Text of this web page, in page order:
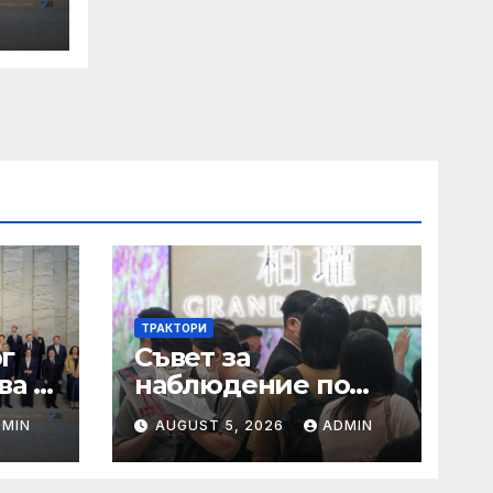
в
ТРАКТОРИ
Съвет за
наблюдение по
Закона за хората с
увреждания
AUGUST 5, 2026 ADMIN